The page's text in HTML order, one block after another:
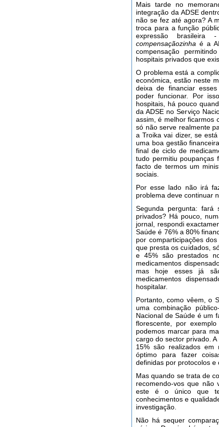
Mais tarde no
integração da ADSE
não se fez até agora? A
troca para a função
expressão
compensaçãozinhaé a
compensação
hospitais privados que
O problema está a
económica, estão neste
deixa de financiar
poder funcionar. Por
hospitais, há pouco
da ADSE no Serviço
assim, é melhor ficarmos
só não serve realmente
a Troika vai dizer, se
uma boa gestão
final de ciclo de
tudo permitiu poupanças
facto de termos um
sociais.
Por esse lado não irá
problema deve continuar
Segunda pergunta:
privados? Há pouco,
jornal, respondi
Saúde é 76% a 80%
por comparticipações
que presta os cuidados,
e 45% são prestados
medicamentos
mas hoje esses já
medicamentos
hospitalar.
Portanto, como vêem, o
uma combinação
Nacional de Saúde é um
florescente, por
podemos marcar para
cargo do sector privado.
15% são realizados em
óptimo para fazer
definidas por protocolos
Mas quando se trata de
recomendo-vos que
este é o único que
conhecimentos e
investigação.
Não há sequer